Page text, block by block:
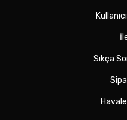
Sıkça